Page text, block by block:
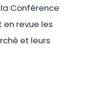
Conférence
en revue les
et leurs